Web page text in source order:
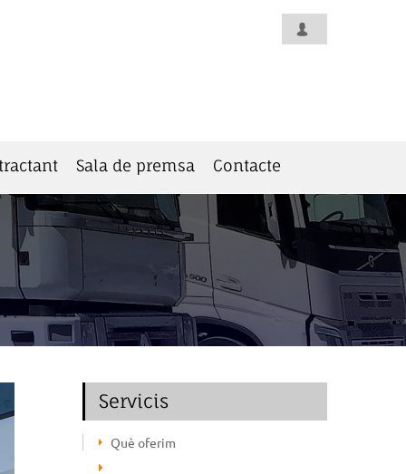
Sala de premsa Contacte
Servicis
Què oferim